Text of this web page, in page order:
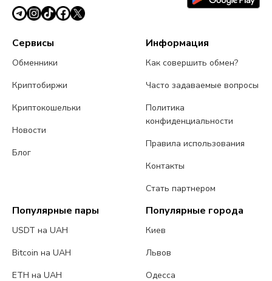
Сервисы
Обменники
Криптобиржи
Криптокошельки
Новости
Блог
Информация
Как совершить обмен?
Часто задаваемые вопросы
Политика
конфиденциальности
Правила использования
Контакты
Стать партнером
Популярные пары
USDT на UAH
Bitcoin на UAH
ETH на UAH
Популярные города
Киев
Львов
Одесса